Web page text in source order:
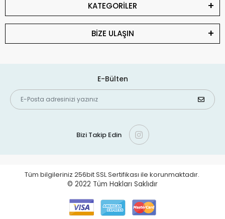
KATEGORİLER
BİZE ULAŞIN
E-Bülten
Bizi Takip Edin
Tüm bilgileriniz 256bit SSL Sertifikası ile korunmaktadır.
© 2022 Tüm Hakları Saklıdır